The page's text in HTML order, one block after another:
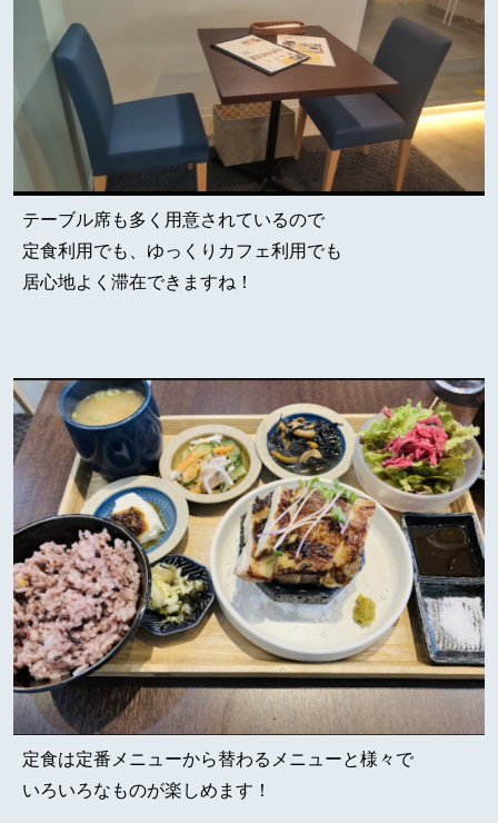
テーブル席も多く用意されているので
定食利用でも、ゆっくりカフェ利用でも
居心地よく滞在できますね！
定食は定番メニューから替わるメニューと様々で
いろいろなものが楽しめます！